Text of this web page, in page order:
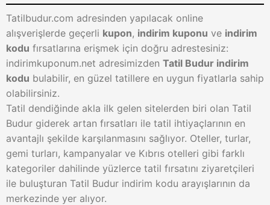
Tatilbudur.com adresinden yapılacak online
alışverişlerde geçerli kupon, indirim kuponu ve indirim
kodu fırsatlarına erişmek için doğru adrestesiniz:
indirimkuponum.net adresimizden Tatil Budur indirim
kodu bulabilir, en güzel tatillere en uygun fiyatlarla sahip
olabilirsiniz.
Tatil dendiğinde akla ilk gelen sitelerden biri olan Tatil
Budur giderek artan fırsatları ile tatil ihtiyaçlarının en
avantajlı şekilde karşılanmasını sağlıyor. Oteller, turlar,
gemi turları, kampanyalar ve Kıbrıs otelleri gibi farklı
kategoriler dahilinde yüzlerce tatil fırsatını ziyaretçileri
ile buluşturan Tatil Budur indirim kodu arayışlarının da
merkezinde yer alıyor.